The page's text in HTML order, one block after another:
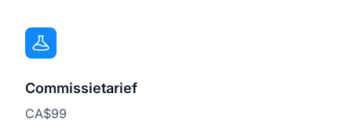
Commissietarief
CA$99